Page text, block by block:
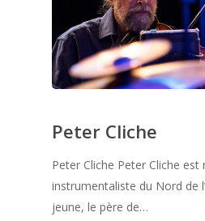
Peter Cliche
Peter Cliche Peter Cliche est
instrumentaliste du Nord de
jeune, le père de…